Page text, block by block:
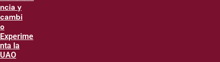
ncia y
cambi
o
Experime
nta la
UAO